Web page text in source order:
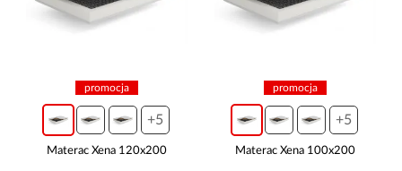
promocja
+5
Materac Xena 120x200
promocja
+5
Materac Xena 100x200